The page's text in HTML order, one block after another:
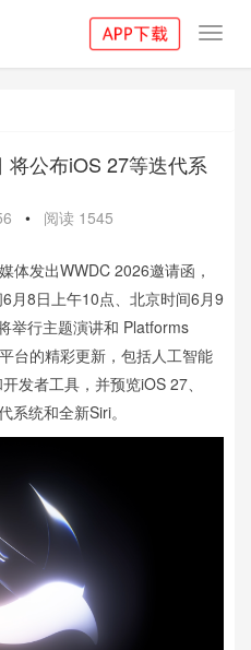
公布iOS 27等迭代系
• 阅读 1545
体发出WWDC 2026邀请函，
月8日上午10点、北京时间6月9
举行主题演讲和 Platforms
台的精彩更新，包括人工智能
发者工具，并预览iOS 27、
统和全新Siri。